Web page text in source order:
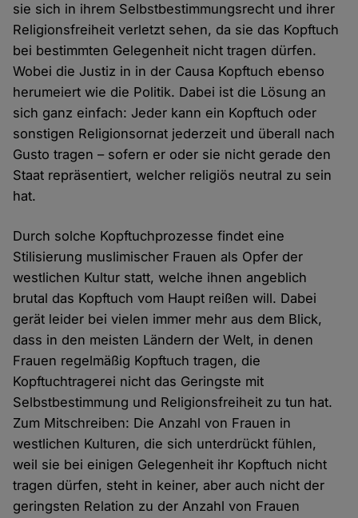
sie sich in ihrem Selbstbestimmungsrecht und ihrer
Religionsfreiheit verletzt sehen, da sie das Kopftuch
bei bestimmten Gelegenheit nicht tragen dürfen.
Wobei die Justiz in in der Causa Kopftuch ebenso
herumeiert wie die Politik. Dabei ist die Lösung an
sich ganz einfach: Jeder kann ein Kopftuch oder
sonstigen Religionsornat jederzeit und überall nach
Gusto tragen – sofern er oder sie nicht gerade den
Staat repräsentiert, welcher religiös neutral zu sein
hat.
Durch solche Kopftuchprozesse findet eine
Stilisierung muslimischer Frauen als Opfer der
westlichen Kultur statt, welche ihnen angeblich
brutal das Kopftuch vom Haupt reißen will. Dabei
gerät leider bei vielen immer mehr aus dem Blick,
dass in den meisten Ländern der Welt, in denen
Frauen regelmäßig Kopftuch tragen, die
Kopftuchtragerei nicht das Geringste mit
Selbstbestimmung und Religionsfreiheit zu tun hat.
Zum Mitschreiben: Die Anzahl von Frauen in
westlichen Kulturen, die sich unterdrückt fühlen,
weil sie bei einigen Gelegenheit ihr Kopftuch nicht
tragen dürfen, steht in keiner, aber auch nicht der
geringsten Relation zu der Anzahl von Frauen